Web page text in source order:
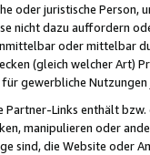
oder juristische
nicht dazu auffordern
oder mittelbar
(gleich welcher Art)
gewerbliche
Partner-Links enthält
manipulieren oder
sind, die Website oder